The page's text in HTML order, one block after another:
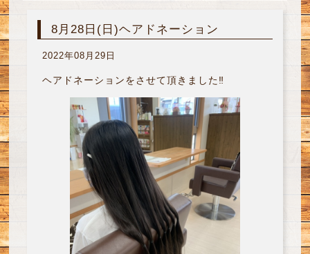
8月28日(日)ヘアドネーション
2022年08月29日
ヘアドネーションをさせて頂きました‼︎